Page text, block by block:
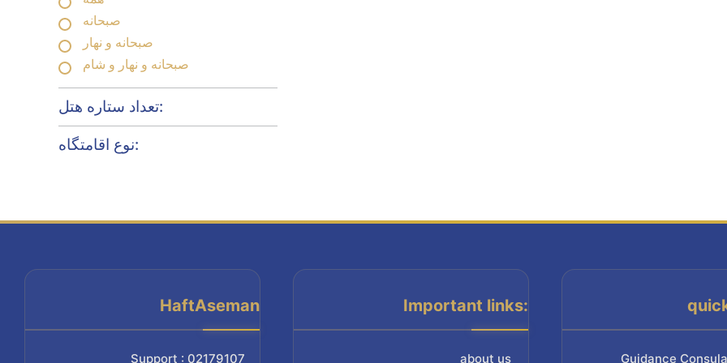
صبحانه
صبحانه و نهار
صبحانه و نهار و شام
تعداد ستاره هتل:
نوع اقامتگاه:
HaftAseman
Support : 02179107
Important links:
about us Guidance